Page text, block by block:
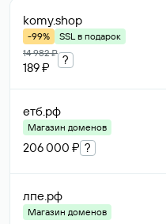
komy.shop
-99%
SSL в подарок
14 982 ₽
189 ₽
?
етб.рф
Магазин доменов
206 000 ₽ ?
лпе.рф
Магазин доменов